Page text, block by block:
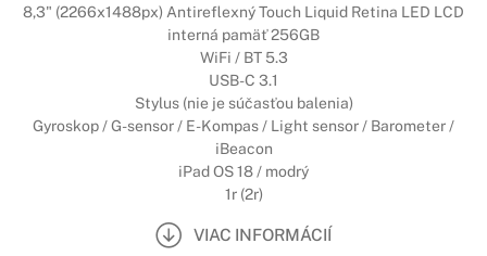
8,3" (2266x1488px) Antireflexný Touch Liquid Retina LED LCD
interná pamäť 256GB
WiFi / BT 5.3
USB-C 3.1
Stylus (nie je súčasťou balenia)
Gyroskop / G-sensor / E-Kompas / Light sensor / Barometer /
iBeacon
iPad OS 18 / modrý
1r (2r)
VIAC INFORMÁCIÍ